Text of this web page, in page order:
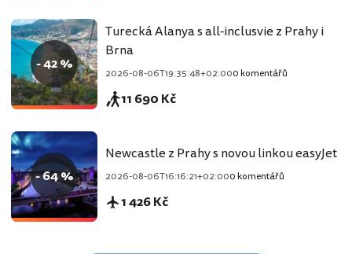
- 42 %
Turecká Alanya s all-inclusvie z Prahy i
Brna
2026-08-06T19:35:48+02:000 komentářů
11 690 Kč
- 64 %
Newcastle z Prahy s novou linkou easyJet
2026-08-06T16:16:21+02:000 komentářů
1 426 Kč